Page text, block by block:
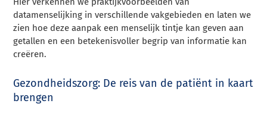
datamenselijking in verschillende vakgebieden en laten we
zien hoe deze aanpak een menselijk tintje kan geven aan
getallen en een betekenisvoller begrip van informatie kan
creëren.
Gezondheidszorg: De reis van de patiënt in kaart
brengen